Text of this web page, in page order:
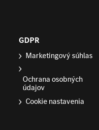
GDPR
Marketingový súhlas
Ochrana osobných
údajov
Cookie nastavenia